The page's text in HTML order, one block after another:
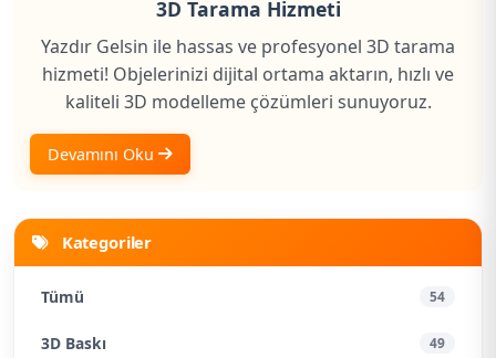
3D Tarama Hizmeti
Yazdır Gelsin ile hassas ve profesyonel 3D tarama
hizmeti! Objelerinizi dijital ortama aktarın, hızlı ve
kaliteli 3D modelleme çözümleri sunuyoruz.
Devamını Oku
Kategoriler
Tümü 54
3D Baskı 49